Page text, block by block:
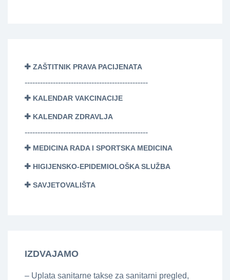
ZAŠTITNIK PRAVA PACIJENATA
------------------------------------------------
KALENDAR VAKCINACIJE
KALENDAR ZDRAVLJA
------------------------------------------------
MEDICINA RADA I SPORTSKA MEDICINA
HIGIJENSKO-EPIDEMIOLOŠKA SLUŽBA
SAVJETOVALIŠTA
IZDVAJAMO
– Uplata sanitarne takse za sanitarni pregled,